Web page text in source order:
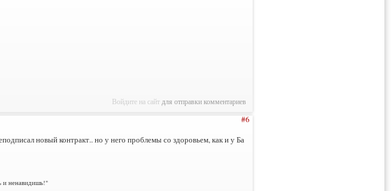
Войдите на сайт для отправки комментариев
#6
новый контракт.. но у него проблемы со здоровьем, как и у Ба
и ненавидишь!"